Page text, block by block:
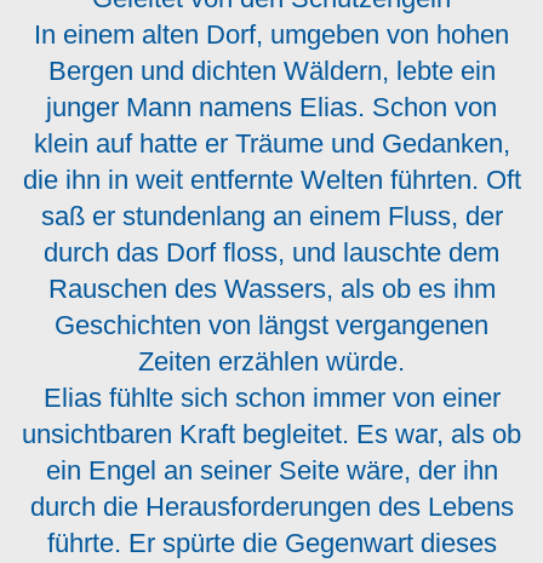
In einem alten Dorf, umgeben von hohen
Bergen und dichten Wäldern, lebte ein
junger Mann namens Elias. Schon von
klein auf hatte er Träume und Gedanken,
die ihn in weit entfernte Welten führten. Oft
saß er stundenlang an einem Fluss, der
durch das Dorf floss, und lauschte dem
Rauschen des Wassers, als ob es ihm
Geschichten von längst vergangenen
Zeiten erzählen würde.
Elias fühlte sich schon immer von einer
unsichtbaren Kraft begleitet. Es war, als ob
ein Engel an seiner Seite wäre, der ihn
durch die Herausforderungen des Lebens
führte. Er spürte die Gegenwart dieses